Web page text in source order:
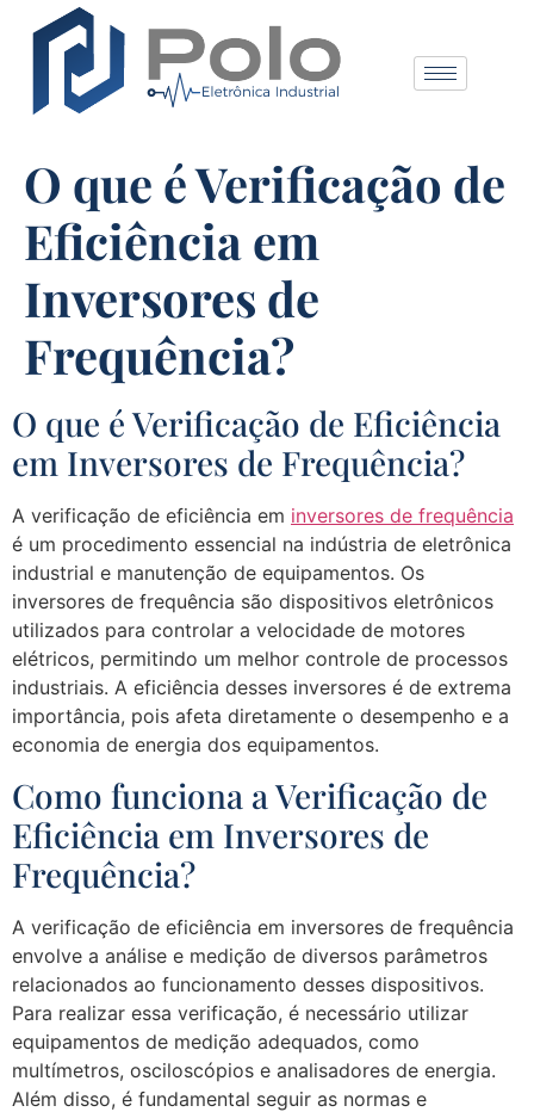
O que é Verificação de
Eficiência em
Inversores de
Frequência?
O que é Verificação de Eficiência
em Inversores de Frequência?
A verificação de eficiência em inversores de frequência
é um procedimento essencial na indústria de eletrônica
industrial e manutenção de equipamentos. Os
inversores de frequência são dispositivos eletrônicos
utilizados para controlar a velocidade de motores
elétricos, permitindo um melhor controle de processos
industriais. A eficiência desses inversores é de extrema
importância, pois afeta diretamente o desempenho e a
economia de energia dos equipamentos.
Como funciona a Verificação de
Eficiência em Inversores de
Frequência?
A verificação de eficiência em inversores de frequência
envolve a análise e medição de diversos parâmetros
relacionados ao funcionamento desses dispositivos.
Para realizar essa verificação, é necessário utilizar
equipamentos de medição adequados, como
multímetros, osciloscópios e analisadores de energia.
Além disso, é fundamental seguir as normas e